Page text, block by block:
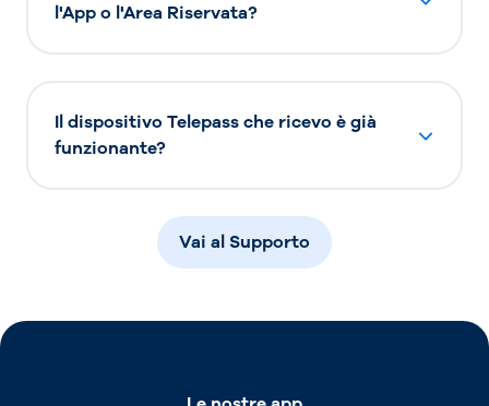
l'App o l'Area Riservata?
Il dispositivo Telepass che ricevo è già
funzionante?
Vai al Supporto